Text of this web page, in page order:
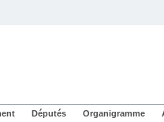
Députés Organigramme